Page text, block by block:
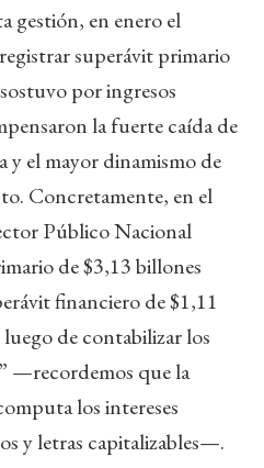
gestión, en enero el
superávit primario
por ingresos
la fuerte caída de
el mayor dinamismo de
Concretamente, en el
Público Nacional
de $3,13 billones
financiero de $1,11
de contabilizar los
—recordemos que la
los intereses
y letras capitalizables—.